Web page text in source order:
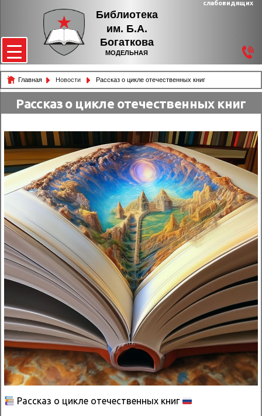
Библиотека
им. Б.А.
Богаткова
МОДЕЛЬНАЯ
слабовидящих
Главная Новости Рассказ о цикле отечественных книг
Рассказ о цикле отечественных книг
Рассказ о цикле отечественных книг